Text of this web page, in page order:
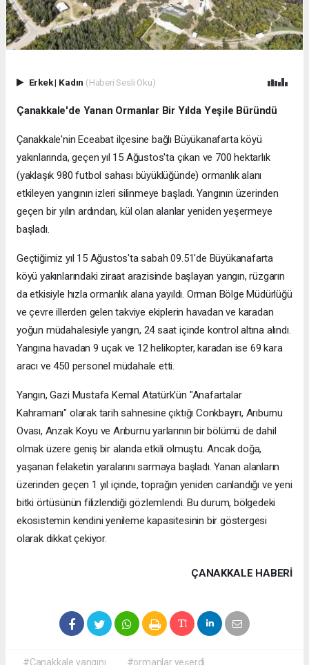
Erkek| Kadın (Haberi Sesli Oku)
Çanakkale'de Yanan Ormanlar Bir Yılda Yeşile Büründü
Çanakkale'nin Eceabat ilçesine bağlı Büyükanafarta köyü
yakınlarında, geçen yıl 15 Ağustos'ta çıkan ve 700 hektarlık
(yaklaşık 980 futbol sahası büyüklüğünde) ormanlık alanı
etkileyen yangının izleri silinmeye başladı. Yangının üzerinden
geçen bir yılın ardından, kül olan alanlar yeniden yeşermeye
başladı.
Geçtiğimiz yıl 15 Ağustos'ta sabah 09.51'de Büyükanafarta
köyü yakınlarındaki ziraat arazisinde başlayan yangın, rüzgarın
da etkisiyle hızla ormanlık alana yayıldı. Orman Bölge Müdürlüğü
ve çevre illerden gelen takviye ekiplerin havadan ve karadan
yoğun müdahalesiyle yangın, 24 saat içinde kontrol altına alındı.
Yangına havadan 9 uçak ve 12 helikopter, karadan ise 69 kara
aracı ve 450 personel müdahale etti.
Yangın, Gazi Mustafa Kemal Atatürk'ün "Anafartalar
Kahramanı" olarak tarih sahnesine çıktığı Conkbayırı, Arıburnu
Ovası, Anzak Koyu ve Arıburnu yarlarının bir bölümü de dahil
olmak üzere geniş bir alanda etkili olmuştu. Ancak doğa,
yaşanan felaketin yaralarını sarmaya başladı. Yanan alanların
üzerinden geçen 1 yıl içinde, toprağın yeniden canlandığı ve yeni
bitki örtüsünün filizlendiği gözlemlendi. Bu durum, bölgedeki
ekosistemin kendini yenileme kapasitesinin bir göstergesi
olarak dikkat çekiyor.
ÇANAKKALE HABERİ
#Çanakkale yangını #ormanlar yeşerdi